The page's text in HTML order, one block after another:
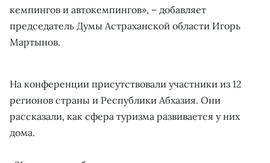
кемпингов и автокемпингов», – добавляет
председатель Думы Астраханской области Игорь
Мартынов.
На конференции присутствовали участники из 12
регионов страны и Республики Абхазия. Они
рассказали, как сфера туризма развивается у них
дома.